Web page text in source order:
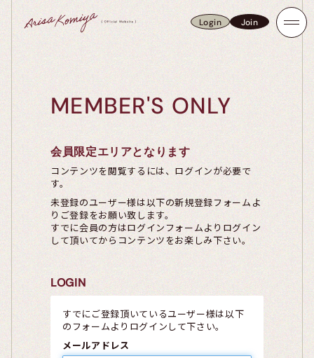
Login
Join
MEMBER'S ONLY
会員限定エリアとなります
コンテンツを閲覧するには、ログインが必要で
す。
未登録のユーザー様は以下の新規登録フォームよ
りご登録をお願い致します。
すでに会員の方はログインフォームよりログイン
して頂いてからコンテンツをお楽しみ下さい。
LOGIN
すでにご登録頂いているユーザー様は以下
のフォームよりログインして下さい。
メールアドレス